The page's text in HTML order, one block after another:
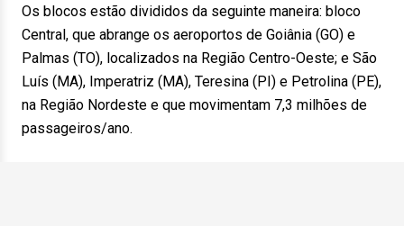
Os blocos estão divididos da seguinte maneira: bloco
Central, que abrange os aeroportos de Goiânia (GO) e
Palmas (TO), localizados na Região Centro-Oeste; e São
Luís (MA), Imperatriz (MA), Teresina (PI) e Petrolina (PE),
na Região Nordeste e que movimentam 7,3 milhões de
passageiros/ano.